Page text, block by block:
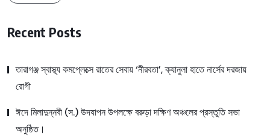
Recent Posts
তারাগঞ্জ স্বাস্থ্য কমপ্লেক্সে রাতের সেবায় ‘নীরবতা’, ক্যানুলা হাতে নার্সের দরজায়
রোগী
ঈদে মিলাদুন্নবী (স.) উদযাপন উপলক্ষে বরুড়া দক্ষিণ অঞ্চলের প্রস্তুতি সভা
অনুষ্ঠিত।